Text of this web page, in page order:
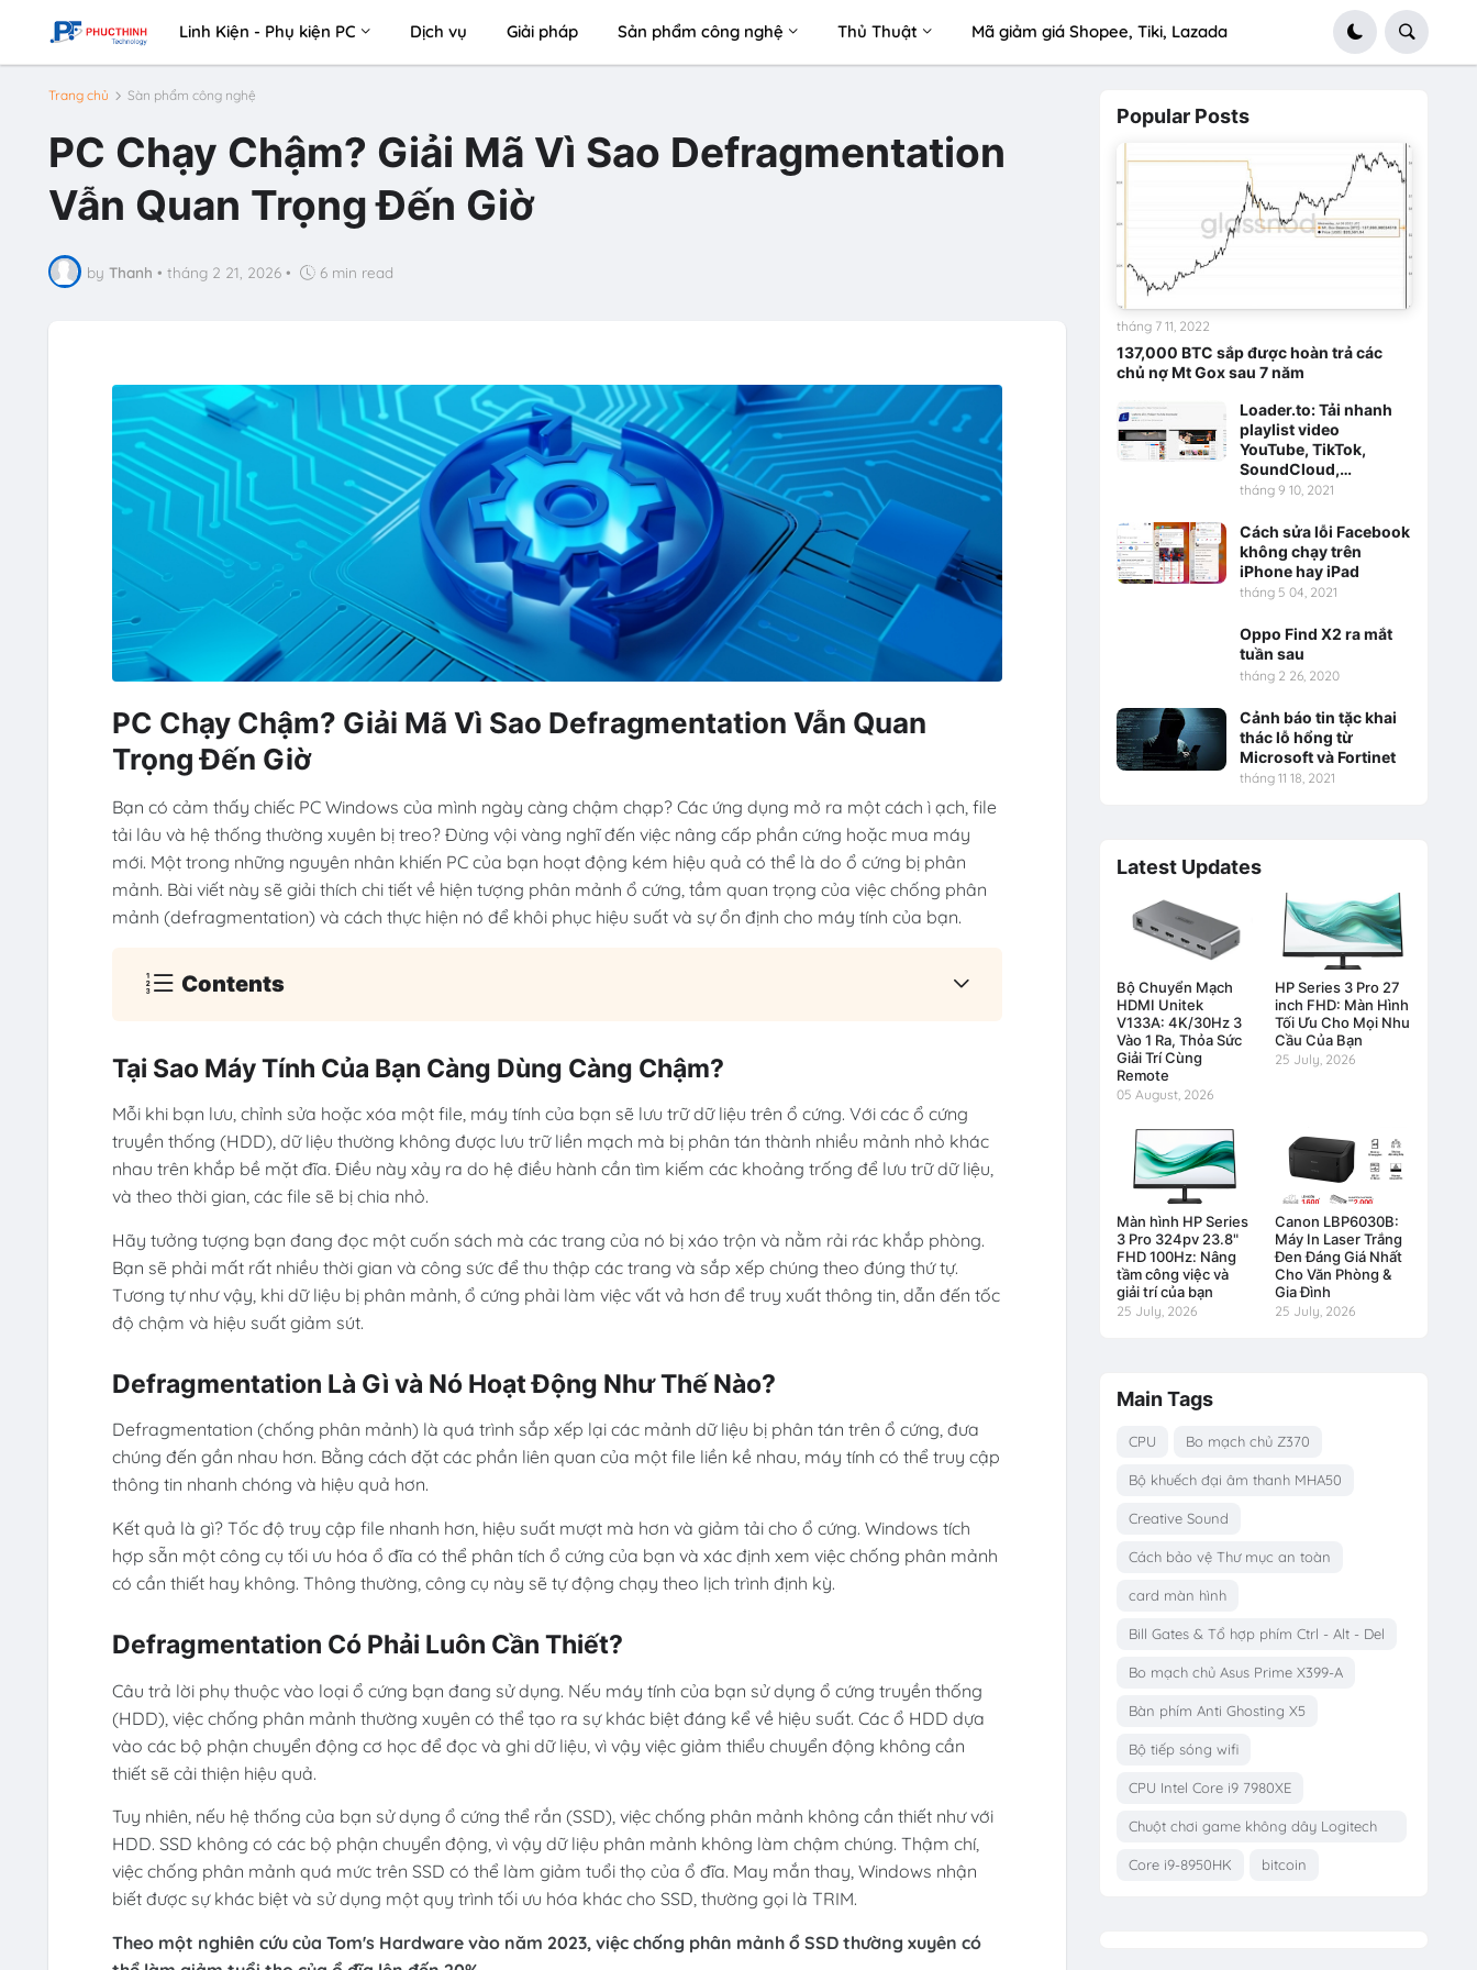
Linh Kiện - Phụ kiện PC Dịch vụ Giải pháp Sản phẩm công nghệ Thủ Thuật Mã giảm giá Shopee, Tiki, Lazada
Trang chủ Sàn phẩm công nghệ
PC Chạy Chậm? Giải Mã Vì Sao Defragmentation
Vẫn Quan Trọng Đến Giờ
by Thanh • tháng 2 21, 2026 • 6 min read
PC Chạy Chậm? Giải Mã Vì Sao Defragmentation Vẫn Quan
Trọng Đến Giờ
Bạn có cảm thấy chiếc PC Windows của mình ngày càng chậm chạp? Các ứng dụng mở ra một cách ì ạch, file
tải lâu và hệ thống thường xuyên bị treo? Đừng vội vàng nghĩ đến việc nâng cấp phần cứng hoặc mua máy
mới. Một trong những nguyên nhân khiến PC của bạn hoạt động kém hiệu quả có thể là do ổ cứng bị phân
mảnh. Bài viết này sẽ giải thích chi tiết về hiện tượng phân mảnh ổ cứng, tầm quan trọng của việc chống phân
mảnh (defragmentation) và cách thực hiện nó để khôi phục hiệu suất và sự ổn định cho máy tính của bạn.
Contents
Tại Sao Máy Tính Của Bạn Càng Dùng Càng Chậm?
Mỗi khi bạn lưu, chỉnh sửa hoặc xóa một file, máy tính của bạn sẽ lưu trữ dữ liệu trên ổ cứng. Với các ổ cứng
truyền thống (HDD), dữ liệu thường không được lưu trữ liền mạch mà bị phân tán thành nhiều mảnh nhỏ khác
nhau trên khắp bề mặt đĩa. Điều này xảy ra do hệ điều hành cần tìm kiếm các khoảng trống để lưu trữ dữ liệu,
và theo thời gian, các file sẽ bị chia nhỏ.
Hãy tưởng tượng bạn đang đọc một cuốn sách mà các trang của nó bị xáo trộn và nằm rải rác khắp phòng.
Bạn sẽ phải mất rất nhiều thời gian và công sức để thu thập các trang và sắp xếp chúng theo đúng thứ tự.
Tương tự như vậy, khi dữ liệu bị phân mảnh, ổ cứng phải làm việc vất vả hơn để truy xuất thông tin, dẫn đến tốc
độ chậm và hiệu suất giảm sút.
Defragmentation Là Gì và Nó Hoạt Động Như Thế Nào?
Defragmentation (chống phân mảnh) là quá trình sắp xếp lại các mảnh dữ liệu bị phân tán trên ổ cứng, đưa
chúng đến gần nhau hơn. Bằng cách đặt các phần liên quan của một file liền kề nhau, máy tính có thể truy cập
thông tin nhanh chóng và hiệu quả hơn.
Kết quả là gì? Tốc độ truy cập file nhanh hơn, hiệu suất mượt mà hơn và giảm tải cho ổ cứng. Windows tích
hợp sẵn một công cụ tối ưu hóa ổ đĩa có thể phân tích ổ cứng của bạn và xác định xem việc chống phân mảnh
có cần thiết hay không. Thông thường, công cụ này sẽ tự động chạy theo lịch trình định kỳ.
Defragmentation Có Phải Luôn Cần Thiết?
Câu trả lời phụ thuộc vào loại ổ cứng bạn đang sử dụng. Nếu máy tính của bạn sử dụng ổ cứng truyền thống
(HDD), việc chống phân mảnh thường xuyên có thể tạo ra sự khác biệt đáng kể về hiệu suất. Các ổ HDD dựa
vào các bộ phận chuyển động cơ học để đọc và ghi dữ liệu, vì vậy việc giảm thiểu chuyển động không cần
thiết sẽ cải thiện hiệu quả.
Tuy nhiên, nếu hệ thống của bạn sử dụng ổ cứng thể rắn (SSD), việc chống phân mảnh không cần thiết như với
HDD. SSD không có các bộ phận chuyển động, vì vậy dữ liệu phân mảnh không làm chậm chúng. Thậm chí,
việc chống phân mảnh quá mức trên SSD có thể làm giảm tuổi thọ của ổ đĩa. May mắn thay, Windows nhận
biết được sự khác biệt và sử dụng một quy trình tối ưu hóa khác cho SSD, thường gọi là TRIM.
Theo một nghiên cứu của Tom's Hardware vào năm 2023, việc chống phân mảnh ổ SSD thường xuyên có
Popular Posts
137,000 BTC sắp được hoàn trả các
chủ nợ Mt Gox sau 7 năm
tháng 7 11, 2022
Loader.to: Tải nhanh
playlist video
YouTube, TikTok,
SoundCloud,…
tháng 9 10, 2021
Cách sửa lỗi Facebook
không chạy trên
iPhone hay iPad
tháng 5 04, 2021
Oppo Find X2 ra mắt
tuần sau
tháng 2 26, 2020
Cảnh báo tin tặc khai
thác lỗ hổng từ
Microsoft và Fortinet
tháng 11 18, 2021
Latest Updates
Bộ Chuyển Mạch
HDMI Unitek
V133A: 4K/30Hz 3
Vào 1 Ra, Thỏa Sức
Giải Trí Cùng
Remote
05 August, 2026
HP Series 3 Pro 27
inch FHD: Màn Hình
Tối Ưu Cho Mọi Nhu
Cầu Của Bạn
25 July, 2026
Màn hình HP Series
3 Pro 324pv 23.8"
FHD 100Hz: Nâng
tầm công việc và
giải trí của bạn
25 July, 2026
Canon LBP6030B:
Máy In Laser Trắng
Đen Đáng Giá Nhất
Cho Văn Phòng &
Gia Đình
25 July, 2026
Main Tags
CPU Bo mạch chủ Z370
Bộ khuếch đại âm thanh MHA50
Creative Sound
Cách bảo vệ Thư mục an toàn
card màn hình
Bill Gates & Tổ hợp phím Ctrl - Alt - Del
Bo mạch chủ Asus Prime X399-A
Bàn phím Anti Ghosting X5
Bộ tiếp sóng wifi
CPU Intel Core i9 7980XE
Chuột chơi game không dây Logitech
G703
Core i9-8950HK bitcoin